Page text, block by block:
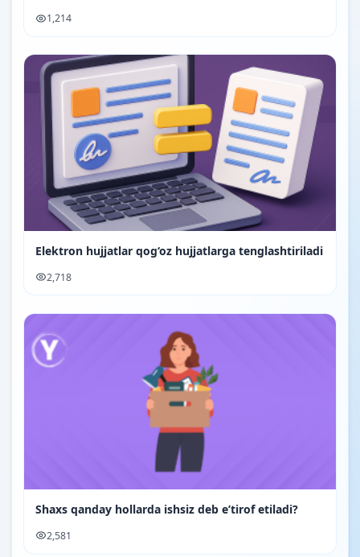
1,214
Elektron hujjatlar qog‘oz hujjatlarga tenglashtiriladi
2,718
Shaxs qanday hollarda ishsiz deb e’tirof etiladi?
2,581